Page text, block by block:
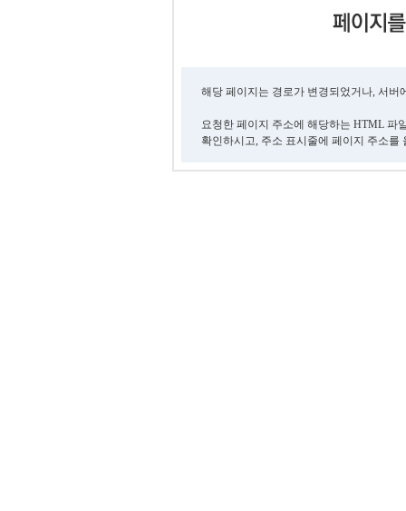
해당 페이지는 경로가 변경되었거나, 서
요청한 페이지 주소에 해당하는 HTML 파
확인하시고, 주소 표시줄에 페이지 주소